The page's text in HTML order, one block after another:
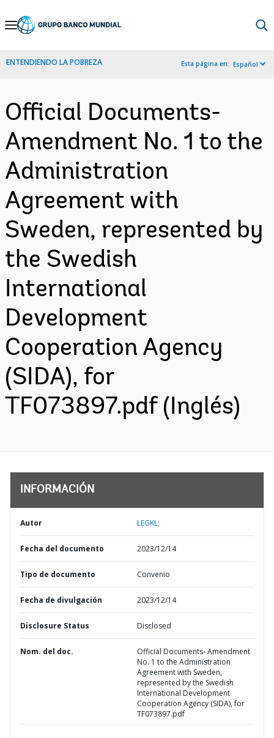
Skip
Navigation
ENTENDIENDO LA POBREZA Esta página en: Español
Official Documents-
Amendment No. 1 to the
Administration
Agreement with
Sweden, represented by
the Swedish
International
Development
Cooperation Agency
(SIDA), for
TF073897.pdf (Inglés)
INFORMACIÓN
Autor LEGKL;
Fecha del documento 2023/12/14
Tipo de documento Convenio
Fecha de divulgación 2023/12/14
Disclosure Status Disclosed
Nom. del doc.
Official Documents- Amendment
No. 1 to the Administration
Agreement with Sweden,
represented by the Swedish
International Development
Cooperation Agency (SIDA), for
TF073897.pdf